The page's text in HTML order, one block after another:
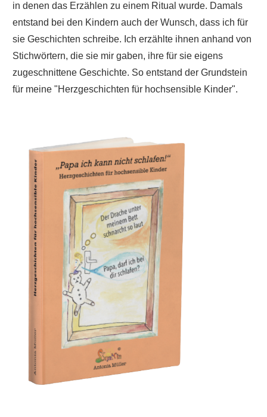
in denen das Erzählen zu einem Ritual wurde. Damals
entstand bei den Kindern auch der Wunsch, dass ich für
sie Geschichten schreibe. Ich erzählte ihnen anhand von
Stichwörtern, die sie mir gaben, ihre für sie eigens
zugeschnittene Geschichte. So entstand der Grundstein
für meine "Herzgeschichten für hochsensible Kinder".